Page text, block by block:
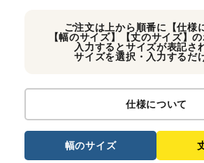
ご注文は上から順番に【仕様
【幅のサイズ】【丈のサイズ】
入力するとサイズが表記さ
サイズを選択・入力するだ
仕様について
幅のサイズ